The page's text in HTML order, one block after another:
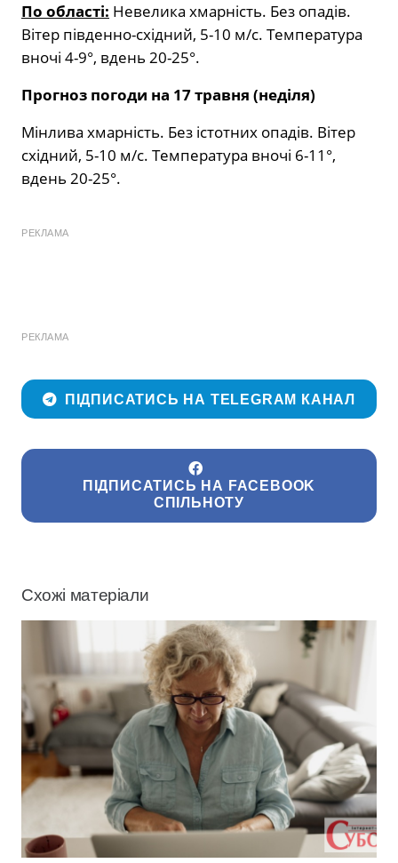
По області: Невелика хмарність. Без опадів.
Вітер південно-східний, 5-10 м/с. Температура
вночі 4-9°, вдень 20-25°.
Прогноз погоди на 17 травня (неділя)
Мінлива хмарність. Без істотних опадів. Вітер
східний, 5-10 м/с. Температура вночі 6-11°,
вдень 20-25°.
РЕКЛАМА
РЕКЛАМА
ПІДПИСАТИСЬ НА TELEGRAM КАНАЛ
ПІДПИСАТИСЬ НА FACEBOOK
СПІЛЬНОТУ
Схожі матеріали